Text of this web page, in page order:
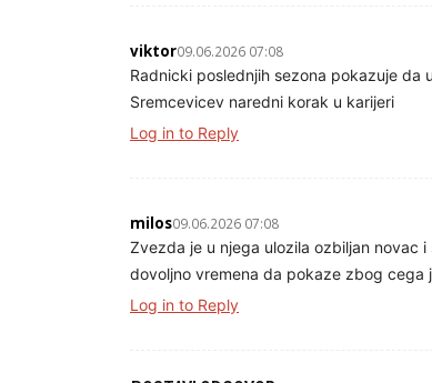
viktor09.06.2026 07:08
Radnicki poslednjih sezona pokazuje da
Sremcevicev naredni korak u karijeri
Log in to Reply
milos09.06.2026 07:08
Zvezda je u njega ulozila ozbiljan novac
dovoljno vremena da pokaze zbog cega
Log in to Reply